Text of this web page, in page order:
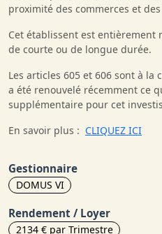
proximité des commerces et
Cet établissent est entièrement
de courte ou de longue durée.
Les articles 605 et 606 sont à
a été renouvelé récemment ce
supplémentaire pour cet
En savoir plus : CLIQUEZ ICI
Gestionnaire
DOMUS VI
Rendement / Loyer
2134 € par Trimestre